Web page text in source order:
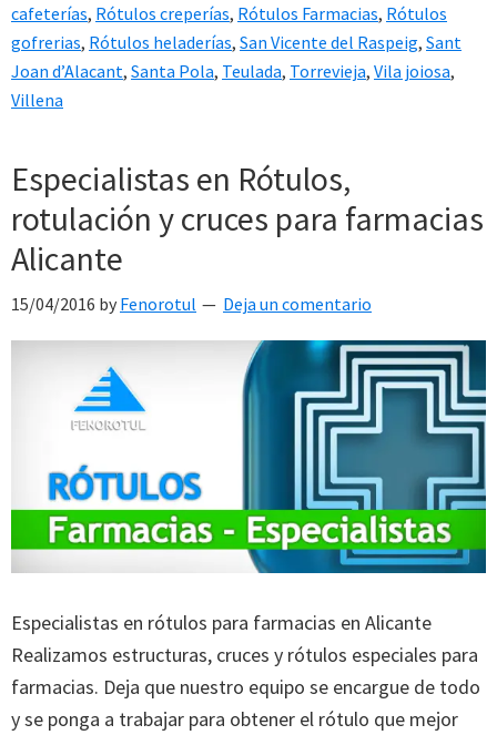
cafeterías, Rótulos creperías, Rótulos Farmacias, Rótulos
gofrerias, Rótulos heladerías, San Vicente del Raspeig, Sant
Joan d’Alacant, Santa Pola, Teulada, Torrevieja, Vila joiosa,
Villena
Especialistas en Rótulos,
rotulación y cruces para farmacias
Alicante
15/04/2016 by Fenorotul Deja un comentario
Especialistas en rótulos para farmacias en Alicante
Realizamos estructuras, cruces y rótulos especiales para
farmacias. Deja que nuestro equipo se encargue de todo
y se ponga a trabajar para obtener el rótulo que mejor